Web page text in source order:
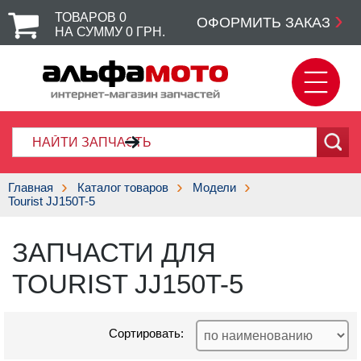
ТОВАРОВ 0
НА СУММУ 0 ГРН.
ОФОРМИТЬ ЗАКАЗ
Главная Каталог товаров
Модели
Tourist JJ150T-5
ЗАПЧАСТИ ДЛЯ
TOURIST JJ150T-5
Сортировать: